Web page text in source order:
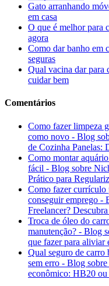
Gato arranhando
em casa
O que é melhor para
agora
Como dar banho em
seguras
Qual vacina dar para
cuidar bem
Comentários
Como fazer limpeza
como novo - Blog
de Cozinha Panelas:
Como montar
fácil - Blog sobre
Prático para
Como fazer currículo
conseguir emprego -
Freelancer?
Troca de óleo do
manutenção? - Blog
que fazer para aliviar
Qual seguro de carro
sem erro - Blog
econômico: HB20